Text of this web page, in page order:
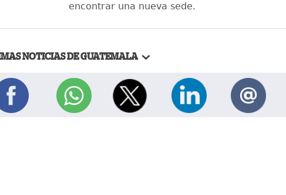
encontrar una nueva sede.
NOTICIAS DE GUATEMALA